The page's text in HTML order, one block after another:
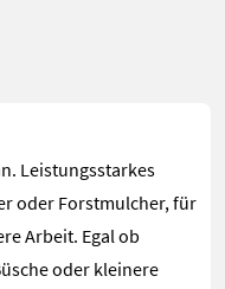
Leistungsstarkes
oder Forstmulcher, für
Arbeit. Egal ob
oder kleinere